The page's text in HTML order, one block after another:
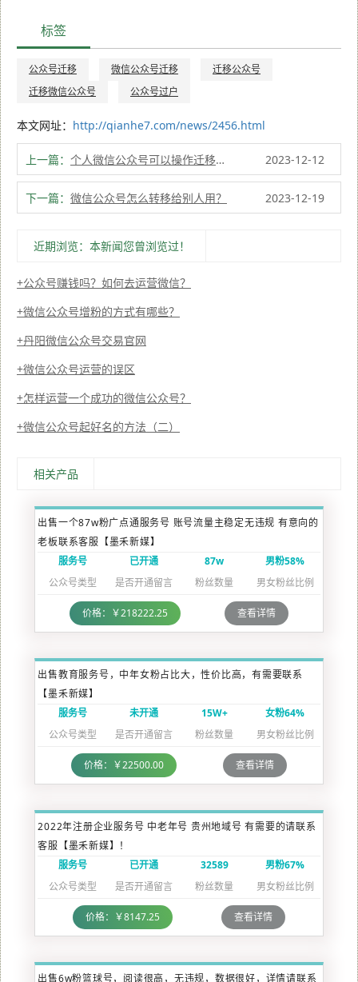
标签
公众号迁移 微信公众号迁移
迁移公众号
迁移微信公众号
公众号过户
本文网址： http://qianhe7.com/news/2456.html
上一篇： 个人微信公众号可以操作迁移吗？ 2023-12-12
下一篇： 微信公众号怎么转移给别人用？ 2023-12-19
近期浏览：本新闻您曾浏览过！
公众号赚钱吗？如何去运营微信？
微信公众号增粉的方式有哪些？
丹阳微信公众号交易官网
微信公众号运营的误区
怎样运营一个成功的微信公众号？
微信公众号起好名的方法（二）
相关产品
出售一个87w粉广点通服务号 账号流量主稳定无违规 有意向的
老板联系客服【墨禾新媒】
服务号
公众号类型
已开通
是否开通留言
87w
粉丝数量
男粉58%
男女粉丝比例
价格：￥218222.25 查看详情
出售教育服务号，中年女粉占比大，性价比高，有需要联系
【墨禾新媒】
服务号
公众号类型
未开通
是否开通留言
15W+
粉丝数量
女粉64%
男女粉丝比例
价格：￥22500.00 查看详情
2022年注册企业服务号 中老年号 贵州地域号 有需要的请联系
客服【墨禾新媒】！
服务号
公众号类型
已开通
是否开通留言
32589
粉丝数量
男粉67%
男女粉丝比例
价格：￥8147.25 查看详情
出售6w粉篮球号，阅读很高，无违规，数据很好，详情请联系